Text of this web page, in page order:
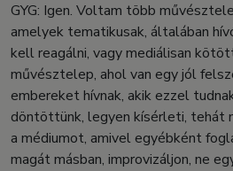
GYG: Igen. Voltam több
amelyek tematikusak, általában
kell reagálni, vagy mediálisan
művésztelep, ahol van egy jól
embereket hívnak, akik ezzel
döntöttünk, legyen kísérleti, tehát
a médiumot, amivel egyébként
magát másban, improvizáljon, ne